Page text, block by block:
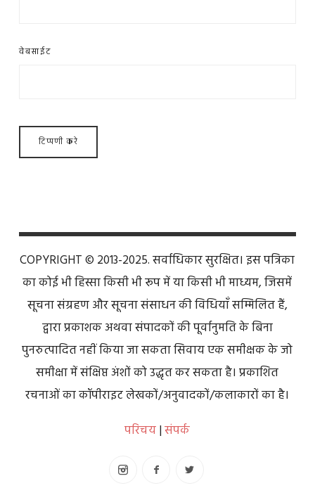
वेबसाईट
COPYRIGHT © 2013-2025. सर्वाधिकार सुरक्षित। इस पत्रिका
का कोई भी हिस्सा किसी भी रूप में या किसी भी माध्यम, जिसमें
सूचना संग्रहण और सूचना संसाधन की विधियाँ सम्मिलित हैं,
द्वारा प्रकाशक अथवा संपादकों की पूर्वानुमति के बिना
पुनरुत्पादित नहीं किया जा सकता सिवाय एक समीक्षक के जो
समीक्षा में संक्षिप्त अंशों को उद्धृत कर सकता है। प्रकाशित
रचनाओं का कॉपीराइट लेखकों/अनुवादकों/कलाकारों का है।
परिचय|संपर्क